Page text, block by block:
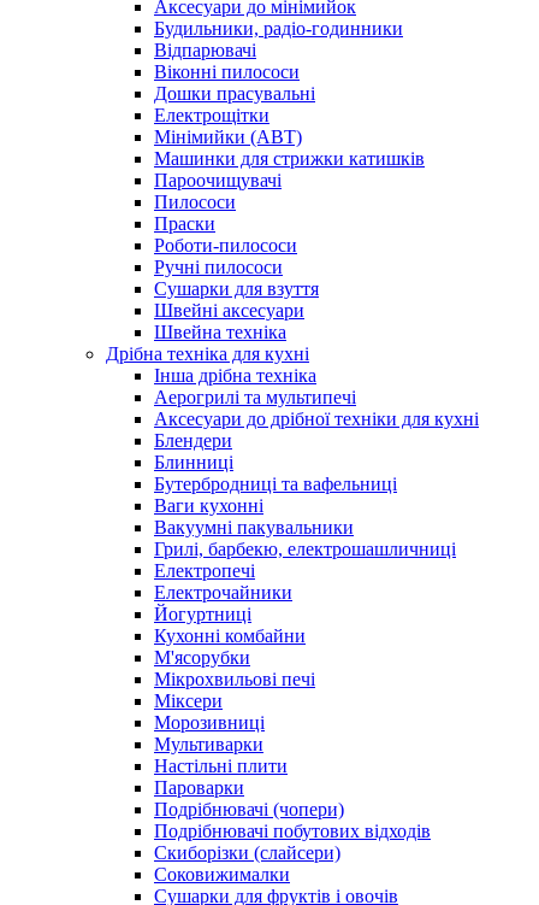
Аксесуари до мінімийок
Будильники, радіо-годинники
Відпарювачі
Віконні пилососи
Дошки прасувальні
Електрощітки
Мінімийки (АВТ)
Машинки для стрижки катишків
Пароочищувачі
Пилососи
Праски
Роботи-пилососи
Ручні пилососи
Сушарки для взуття
Швейні аксесуари
Швейна техніка
Дрібна техніка для кухні
Інша дрібна техніка
Аерогрилі та мультипечі
Аксесуари до дрібної техніки для кухні
Блендери
Блинниці
Бутербродниці та вафельниці
Ваги кухонні
Вакуумні пакувальники
Грилі, барбекю, електрошашличниці
Електропечі
Електрочайники
Йогуртниці
Кухонні комбайни
М'ясорубки
Мікрохвильові печі
Міксери
Морозивниці
Мультиварки
Настільні плити
Пароварки
Подрібнювачі (чопери)
Подрібнювачі побутових відходів
Скиборізки (слайсери)
Соковижималки
Сушарки для фруктів і овочів